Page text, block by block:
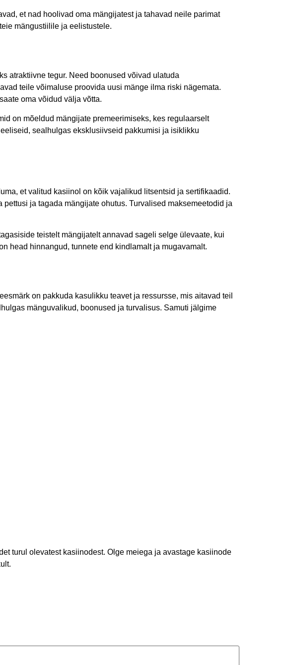
et nad hoolivad oma mängijatest ja tahavad neile parimat
mängustiilile ja eelistustele.
atraktiivne tegur. Need boonused võivad ulatuda
teile võimaluse proovida uusi mänge ilma riski nägemata.
oma võidud välja võtta.
on mõeldud mängijate premeerimiseks, kes regulaarselt
sealhulgas eksklusiivseid pakkumisi ja isiklikku
et valitud kasiinol on kõik vajalikud litsentsid ja sertifikaadid.
ja tagada mängijate ohutus. Turvalised maksemeetodid ja
teistelt mängijatelt annavad sageli selge ülevaate, kui
head hinnangud, tunnete end kindlamalt ja mugavamalt.
on pakkuda kasulikku teavet ja ressursse, mis aitavad teil
mänguvalikud, boonused ja turvalisus. Samuti jälgime
turul olevatest kasiinodest. Olge meiega ja avastage kasiinode